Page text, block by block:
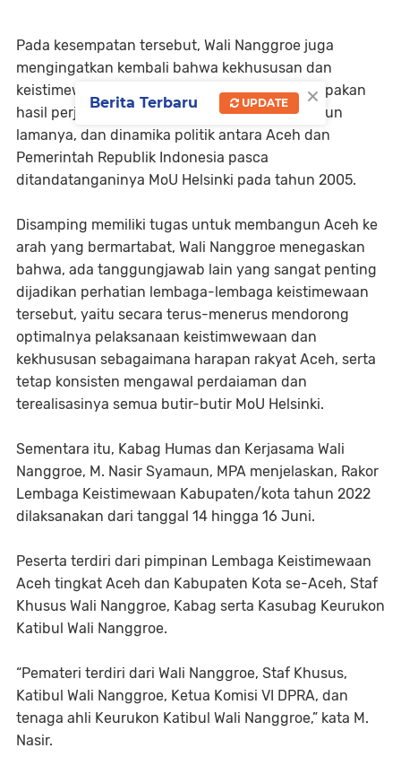
Pada kesempatan tersebut, Wali Nanggroe juga
mengingatkan kembali bahwa kekhususan dan
keistimewaan yang dimiliki Aceh saat ini merupakan
hasil perjuangan panjang selama puluhan tahun
lamanya, dan dinamika politik antara Aceh dan
Pemerintah Republik Indonesia pasca
ditandatanganinya MoU Helsinki pada tahun 2005.
Disamping memiliki tugas untuk membangun Aceh ke
arah yang bermartabat, Wali Nanggroe menegaskan
bahwa, ada tanggungjawab lain yang sangat penting
dijadikan perhatian lembaga-lembaga keistimewaan
tersebut, yaitu secara terus-menerus mendorong
optimalnya pelaksanaan keistimwewaan dan
kekhususan sebagaimana harapan rakyat Aceh, serta
tetap konsisten mengawal perdaiaman dan
terealisasinya semua butir-butir MoU Helsinki.
Sementara itu, Kabag Humas dan Kerjasama Wali
Nanggroe, M. Nasir Syamaun, MPA menjelaskan, Rakor
Lembaga Keistimewaan Kabupaten/kota tahun 2022
dilaksanakan dari tanggal 14 hingga 16 Juni.
Peserta terdiri dari pimpinan Lembaga Keistimewaan
Aceh tingkat Aceh dan Kabupaten Kota se-Aceh, Staf
Khusus Wali Nanggroe, Kabag serta Kasubag Keurukon
Katibul Wali Nanggroe.
“Pemateri terdiri dari Wali Nanggroe, Staf Khusus,
Katibul Wali Nanggroe, Ketua Komisi VI DPRA, dan
tenaga ahli Keurukon Katibul Wali Nanggroe,” kata M.
Nasir.
×
Berita Terbaru UPDATE